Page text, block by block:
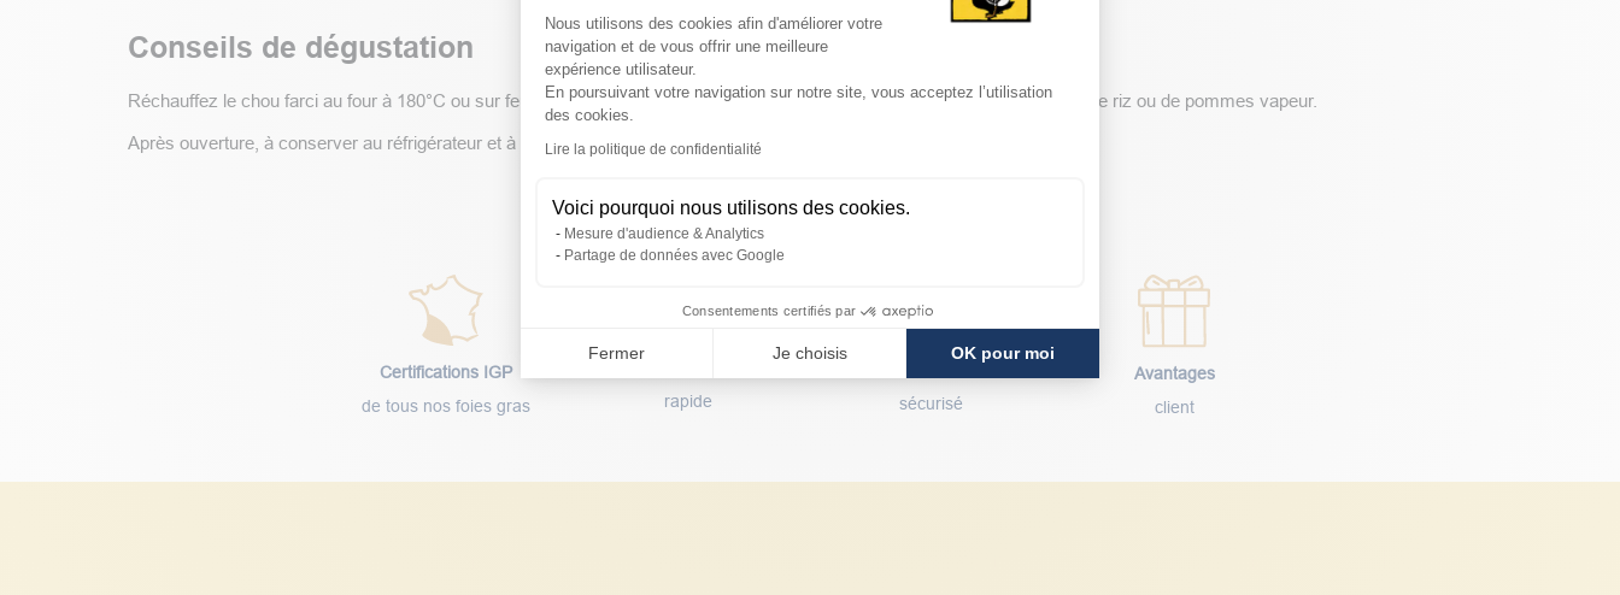
Plateforme de Gestion du Consentement : Personnalisez vos Options
Nous utilisons des cookies afin d'améliorer votre
navigation et de vous offrir une meilleure
expérience utilisateur.
En poursuivant votre navigation sur notre site, vous acceptez l’utilisation
des cookies.
Lire la politique de confidentialité
Voici pourquoi nous utilisons des cookies.
Mesure d'audience & Analytics
Partage de données avec Google
Consentements certifiés par
Fermer Je choisis OK pour moi
Axeptio consent
Conseils de dégustation
Réchauffez le chou farci au four à 180°C ou sur feu doux à couvert pendant 20 minutes. Dégustez-le seul ou accompagné de riz ou de pommes vapeur.
Après ouverture, à conserver au réfrigérateur et à consommer dans les 48h.
Certifications IGP
de tous nos foies gras
rapide
sécurisé
Avantages
client